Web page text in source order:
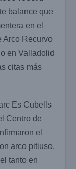
balance que
en el
Arco Recurvo
en Valladolid
citas más
Es Cubells
Centro de
el
arco pitiuso,
tanto en